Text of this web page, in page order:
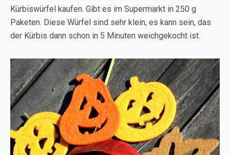
Kürbiswürfel kaufen. Gibt es im Supermarkt in 250 g
Paketen. Diese Würfel sind sehr klein, es kann sein, das
der Kürbis dann schon in 5 Minuten weichgekocht ist.